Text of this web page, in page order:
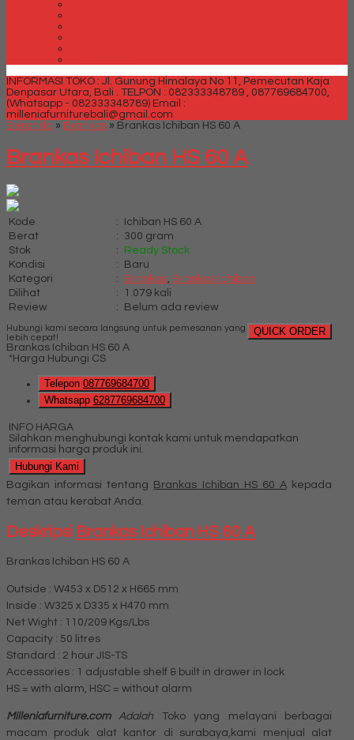
INFORMASI TOKO : Jl. Gunung Himalaya No 11, Pemecutan Kaja
Denpasar Utara, Bali . TELPON : 082333348789 , 087769684700,
(Whatsapp - 082333348789) Email :
milleniafurniturebali@gmail.com
Beranda » Brankas » Brankas Ichiban HS 60 A
Brankas Ichiban HS 60 A
Kode :
Ichiban HS 60 A
Berat
:
300 gram
Stok
:
Ready Stock
Kondisi
:
Baru
Kategori
: Brankas Brankas Ichiban
Dilihat
:
1.079 kali
Review
: Belum ada review
QUICK ORDER
Hubungi kami secara langsung untuk pemesanan yang
lebih cepat!
Brankas Ichiban HS 60 A
*Harga Hubungi CS
Telepon 087769684700
Whatsapp 6287769684700
INFO HARGA
Silahkan menghubungi kontak kami untuk mendapatkan
informasi harga produk ini.
Hubungi Kami
Bagikan informasi tentang Brankas Ichiban HS 60 Akepada
teman atau kerabat Anda.
Deskripsi Brankas Ichiban HS 60 A
Brankas Ichiban HS 60 A
Outside : W453 x D512 x H665 mm
Inside : W325 x D335 x H470 mm
Net Wight : 110/209 Kgs/Lbs
Capacity : 50 litres
Standard : 2 hour JIS-TS
Accessories : 1 adjustable shelf & built in drawer in lock
HS = with alarm, HSC = without alarm
Milleniafurniture.comAdalah Toko yang melayani berbagai
macam produk alat kantor di surabaya,kami menjual alat